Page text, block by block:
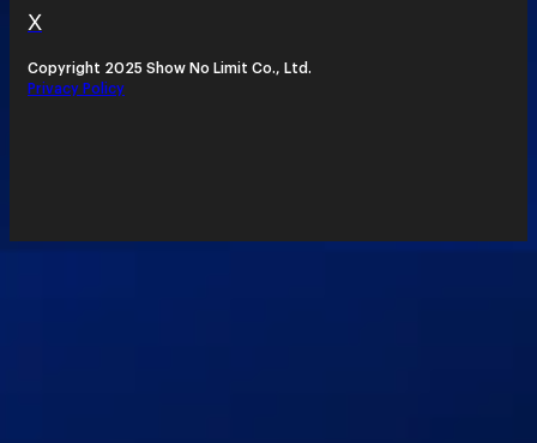
X
Copyright 2025 Show No Limit Co., Ltd.
Privacy Policy